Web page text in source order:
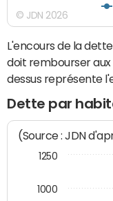
© JDN 2026
L'encours de la
doit rembourser
dessus représente
Dette par
(Source : JDN
1000
1250